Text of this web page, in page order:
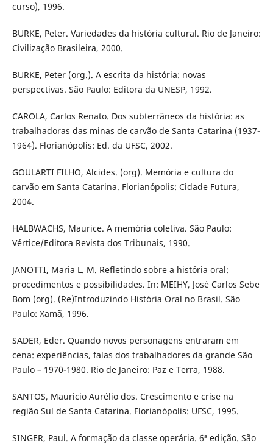
curso), 1996.
BURKE, Peter. Variedades da história cultural. Rio de Janeiro:
Civilização Brasileira, 2000.
BURKE, Peter (org.). A escrita da história: novas
perspectivas. São Paulo: Editora da UNESP, 1992.
CAROLA, Carlos Renato. Dos subterrâneos da história: as
trabalhadoras das minas de carvão de Santa Catarina (1937-
1964). Florianópolis: Ed. da UFSC, 2002.
GOULARTI FILHO, Alcides. (org). Memória e cultura do
carvão em Santa Catarina. Florianópolis: Cidade Futura,
2004.
HALBWACHS, Maurice. A memória coletiva. São Paulo:
Vértice/Editora Revista dos Tribunais, 1990.
JANOTTI, Maria L. M. Refletindo sobre a história oral:
procedimentos e possibilidades. In: MEIHY, José Carlos Sebe
Bom (org). (Re)Introduzindo História Oral no Brasil. São
Paulo: Xamã, 1996.
SADER, Eder. Quando novos personagens entraram em
cena: experiências, falas dos trabalhadores da grande São
Paulo – 1970-1980. Rio de Janeiro: Paz e Terra, 1988.
SANTOS, Mauricio Aurélio dos. Crescimento e crise na
região Sul de Santa Catarina. Florianópolis: UFSC, 1995.
SINGER, Paul. A formação da classe operária. 6ª edição. São